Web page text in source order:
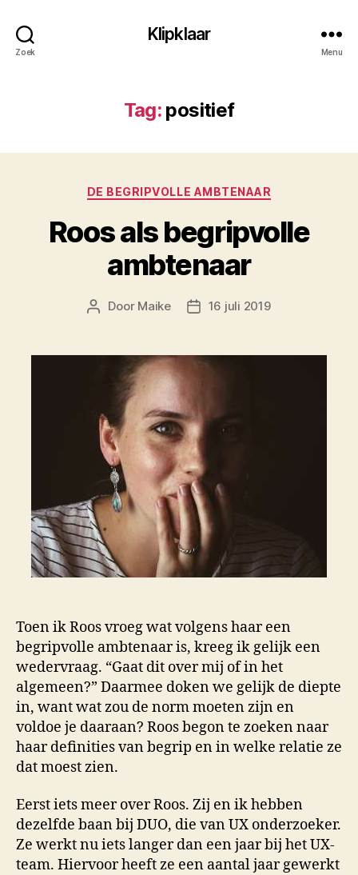
Zoek
Klipklaar
Menu
Tag: positief
Categorieën
DE BEGRIPVOLLE AMBTENAAR
Roos als begripvolle
ambtenaar
Berichtauteur
Door Maike Berichtdatum
16 juli 2019
Toen ik Roos vroeg wat volgens haar een
begripvolle ambtenaar is, kreeg ik gelijk een
wedervraag. “Gaat dit over mij of in het
algemeen?” Daarmee doken we gelijk de diepte
in, want wat zou de norm moeten zijn en
voldoe je daaraan? Roos begon te zoeken naar
haar definities van begrip en in welke relatie ze
dat moest zien.
Eerst iets meer over Roos. Zij en ik hebben
dezelfde baan bij DUO, die van UX onderzoeker.
Ze werkt nu iets langer dan een jaar bij het UX-
team. Hiervoor heeft ze een aantal jaar gewerkt